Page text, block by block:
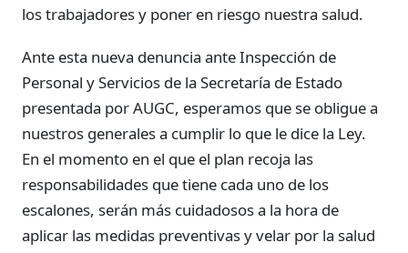
los trabajadores y poner en riesgo nuestra salud.
Ante esta nueva denuncia ante Inspección de
Personal y Servicios de la Secretaría de Estado
presentada por AUGC, esperamos que se obligue a
nuestros generales a cumplir lo que le dice la Ley.
En el momento en el que el plan recoja las
responsabilidades que tiene cada uno de los
escalones, serán más cuidadosos a la hora de
aplicar las medidas preventivas y velar por la salud